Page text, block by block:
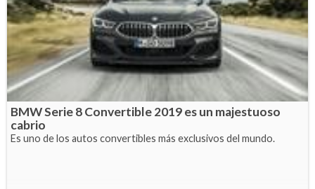
BMW Serie 8 Convertible 2019 es un majestuoso
cabrio
Es uno de los autos convertibles más exclusivos del mundo.